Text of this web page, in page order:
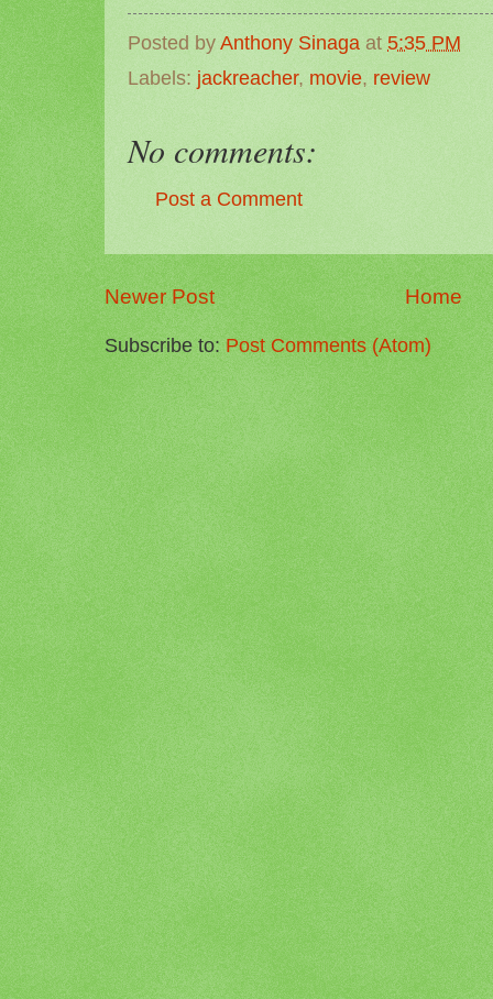
Posted by Anthony Sinaga at 5:35 PM
Labels: jackreacher, movie, review
No comments:
Post a Comment
Newer Post Home
Subscribe to:Post Comments (Atom)